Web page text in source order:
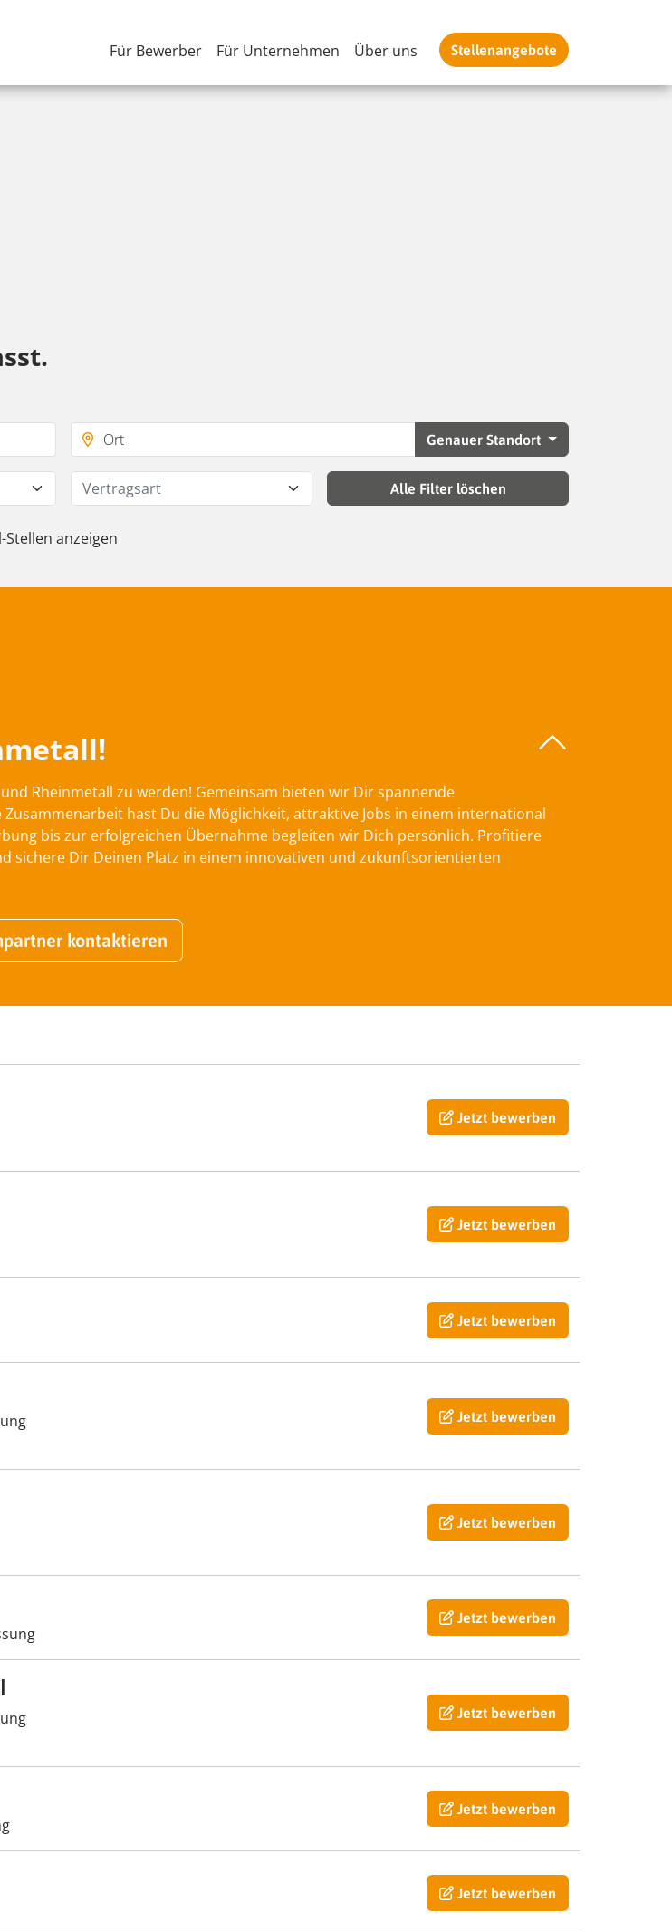
Für Bewerber Für Unternehmen Über uns Stellenangebote
Genauer Standort
Vertragsart Alle Filter löschen
anzeigen
Rheinmetall zu werden! Gemeinsam bieten wir Dir spannende
hast Du die Möglichkeit, attraktive Jobs in einem international
bis zur erfolgreichen Übernahme begleiten wir Dich persönlich. Profitiere
sichere Dir Deinen Platz in einem innovativen und zukunftsorientierten
kontaktieren
Jetzt bewerben
Jetzt bewerben
Jetzt bewerben
Jetzt bewerben
Jetzt bewerben
Jetzt bewerben
Jetzt bewerben
Jetzt bewerben
Jetzt bewerben